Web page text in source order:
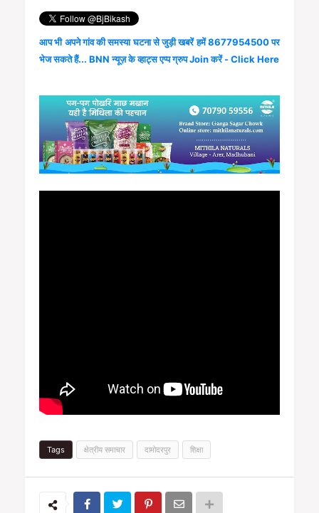
आप भी अपने गांव की समस्या घटना से जुड़ी खबरें हमें 8677954500 पर
भेज सकते हैं... BNN न्यूज़ के व्हाट्स एप्प ग्रुप Join करें - Click Here
Tags क्षेत्रीय समाचार दामोदरपुर शिक्षा